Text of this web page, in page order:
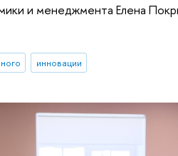
и менеджмента Елена
инновации